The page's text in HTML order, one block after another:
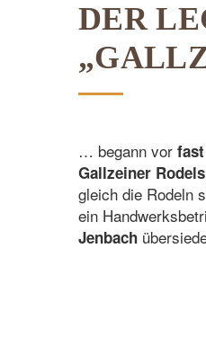
DER
… begann vor
Gallzeiner
gleich die Rodeln
ein
Jenbach